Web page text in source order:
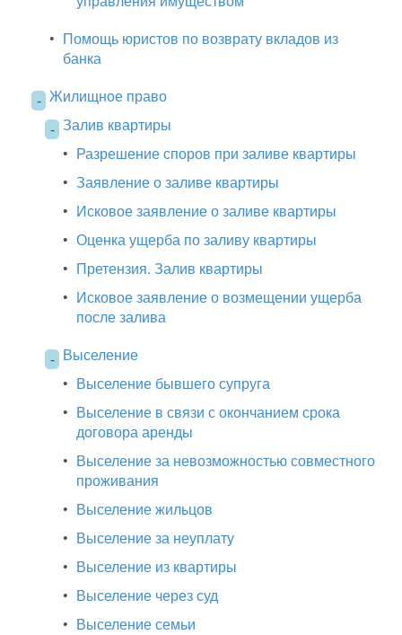
• Помощь юристов по возврату вкладов из
банка
- Жилищное право
- Залив квартиры
• Разрешение споров при заливе квартиры
• Заявление о заливе квартиры
• Исковое заявление о заливе квартиры
• Оценка ущерба по заливу квартиры
• Претензия. Залив квартиры
• Исковое заявление о возмещении ущерба
после залива
- Выселение
• Выселение бывшего супруга
• Выселение в связи с окончанием срока
договора аренды
• Выселение за невозможностью совместного
проживания
• Выселение жильцов
• Выселение за неуплату
• Выселение из квартиры
• Выселение через суд
• Выселение семьи